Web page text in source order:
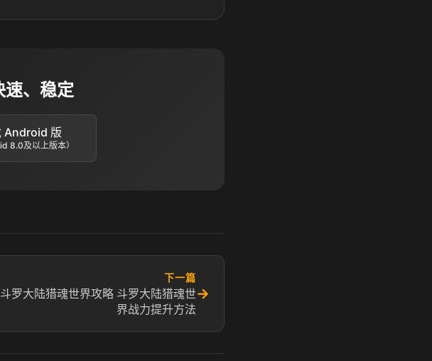
速、稳定
Android 版
8.0及以上版本）
下一篇
斗罗大陆猎魂世界攻略 斗罗大陆猎魂世
界战力提升方法
→